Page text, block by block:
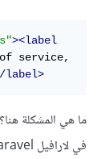
><label
service,
label>
في لارافيل Laravel بطريقة صحيحة؟